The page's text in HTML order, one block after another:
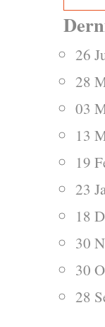
26
28
03
13
19
23
18
30
30
28